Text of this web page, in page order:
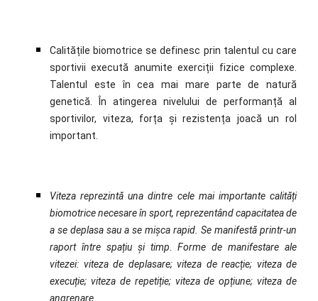
Calitățile biomotrice se definesc prin talentul cu care
sportivii execută anumite exerciții fizice complexe.
Talentul este în cea mai mare parte de natură
genetică. În atingerea nivelului de performanță al
sportivilor, viteza, forța și rezistența joacă un rol
important.
Viteza reprezintă una dintre cele mai importante calități
biomotrice necesare în sport, reprezentând capacitatea de
a se deplasa sau a se mișca rapid. Se manifestă printr-un
raport între spațiu și timp. Forme de manifestare ale
vitezei: viteza de deplasare; viteza de reacție; viteza de
execuție; viteza de repetiție; viteza de opțiune; viteza de
angrenare.